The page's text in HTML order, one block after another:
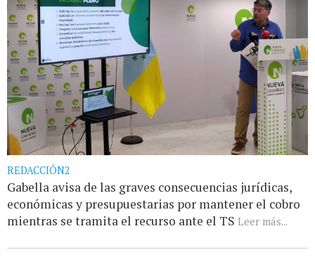
REDACCIÓN2
Gabella avisa de las graves consecuencias jurídicas,
económicas y presupuestarias por mantener el cobro
mientras se tramita el recurso ante el TS Leer más...